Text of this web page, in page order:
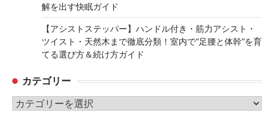
解を出す快眠ガイド
【アシストステッパー】ハンドル付き・筋力アシスト・
ツイスト・天然木まで徹底分類！室内で“足腰と体幹”を育
てる選び方＆続け方ガイド
カテゴリー
カ